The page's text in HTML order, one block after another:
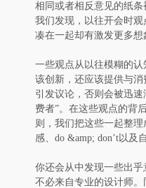
相同或者相反意见的纸
我们发现，以往开会时
凑在一起却有激发更多想
一些观点从以往模糊的
该创新，还应该提供与消
引发议论，否则会被迅
费者”。在这些观点的背
则，我们把这些一起整
感、do &amp; don’t以及
你还会从中发现一些出
不必来自专业的设计师